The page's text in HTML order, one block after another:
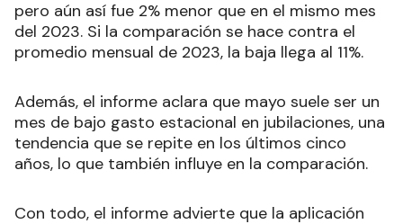
pero aún así fue 2% menor que en el mismo mes
del 2023. Si la comparación se hace contra el
promedio mensual de 2023, la baja llega al 11%.
Además, el informe aclara que mayo suele ser un
mes de bajo gasto estacional en jubilaciones, una
tendencia que se repite en los últimos cinco
años, lo que también influye en la comparación.
Con todo, el informe advierte que la aplicación